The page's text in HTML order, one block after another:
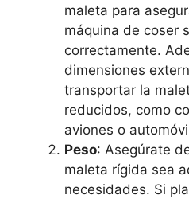
maleta para
máquina de coser
correctamente.
dimensiones
transportar la
reducidos, como
aviones o
Peso: Asegúrate
maleta rígida sea
necesidades. Si